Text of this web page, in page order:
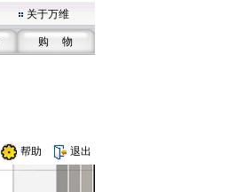
关于万维
购 物
帮助 退出